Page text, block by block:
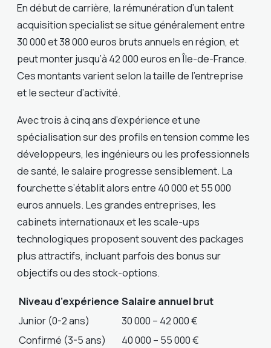
En début de carrière, la rémunération d’un talent
acquisition specialist se situe généralement entre
30 000 et 38 000 euros bruts annuels en région, et
peut monter jusqu’à 42 000 euros en Île-de-France.
Ces montants varient selon la taille de l’entreprise
et le secteur d’activité.
Avec trois à cinq ans d’expérience et une
spécialisation sur des profils en tension comme les
développeurs, les ingénieurs ou les professionnels
de santé, le salaire progresse sensiblement. La
fourchette s’établit alors entre 40 000 et 55 000
euros annuels. Les grandes entreprises, les
cabinets internationaux et les scale-ups
technologiques proposent souvent des packages
plus attractifs, incluant parfois des bonus sur
objectifs ou des stock-options.
Niveau d’expérience Salaire annuel brut
Junior (0-2 ans)
30 000 – 42 000 €
Confirmé (3-5 ans)
40 000 – 55 000 €